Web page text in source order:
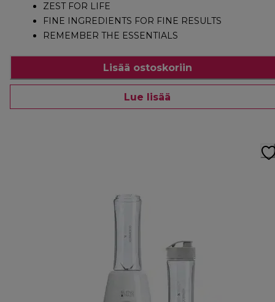
ZEST FOR LIFE
FINE INGREDIENTS FOR FINE RESULTS
REMEMBER THE ESSENTIALS
Lisää ostoskoriin
Lue lisää